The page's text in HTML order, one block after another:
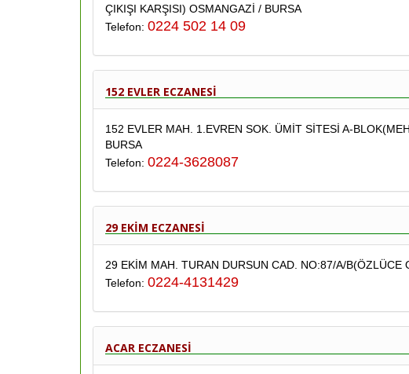
ÇIKIŞI KARŞISI) OSMANGAZİ / BURSA
Telefon: 0224 502 14 09
152 EVLER ECZANESİ
152 EVLER MAH. 1.EVREN SOK. ÜMİT SİTESİ A-
BURSA
Telefon: 0224-3628087
29 EKİM ECZANESİ
29 EKİM MAH. TURAN DURSUN CAD. NO:87/A/B(ÖZLÜCE
Telefon: 0224-4131429
ACAR ECZANESİ